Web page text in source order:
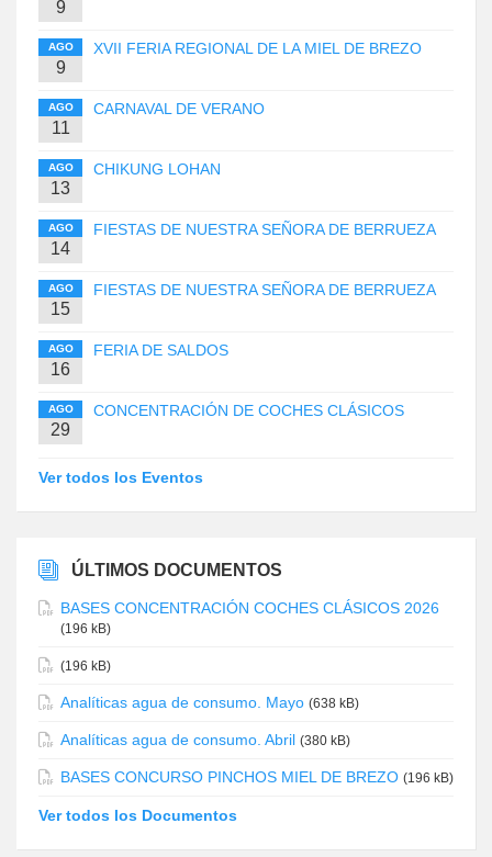
9
AGO
9
XVII FERIA REGIONAL DE LA MIEL DE BREZO
AGO
11
CARNAVAL DE VERANO
AGO
13
CHIKUNG LOHAN
AGO
14
FIESTAS DE NUESTRA SEÑORA DE BERRUEZA
AGO
15
FIESTAS DE NUESTRA SEÑORA DE BERRUEZA
AGO
16
FERIA DE SALDOS
AGO
29
CONCENTRACIÓN DE COCHES CLÁSICOS
Ver todos los Eventos
ÚLTIMOS DOCUMENTOS
BASES CONCENTRACIÓN COCHES CLÁSICOS 2026
(196 kB)
(196 kB)
Analíticas agua de consumo. Mayo (638 kB)
Analíticas agua de consumo. Abril (380 kB)
BASES CONCURSO PINCHOS MIEL DE BREZO (196 kB)
Ver todos los Documentos